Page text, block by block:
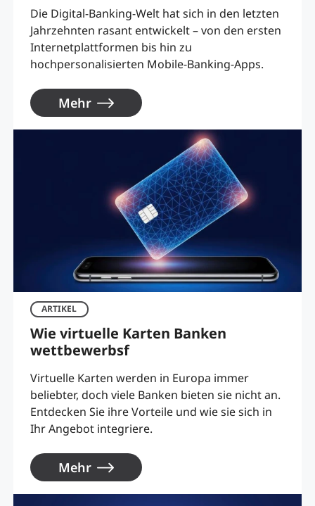
Die Digital-Banking-Welt hat sich in den letzten
Jahrzehnten rasant entwickelt – von den ersten
Internetplattformen bis hin zu
hochpersonalisierten Mobile-Banking-Apps.
Mehr
ARTIKEL
Wie virtuelle Karten Banken
wettbewerbsf
Virtuelle Karten werden in Europa immer
beliebter, doch viele Banken bieten sie nicht an.
Entdecken Sie ihre Vorteile und wie sie sich in
Ihr Angebot integriere.
Mehr